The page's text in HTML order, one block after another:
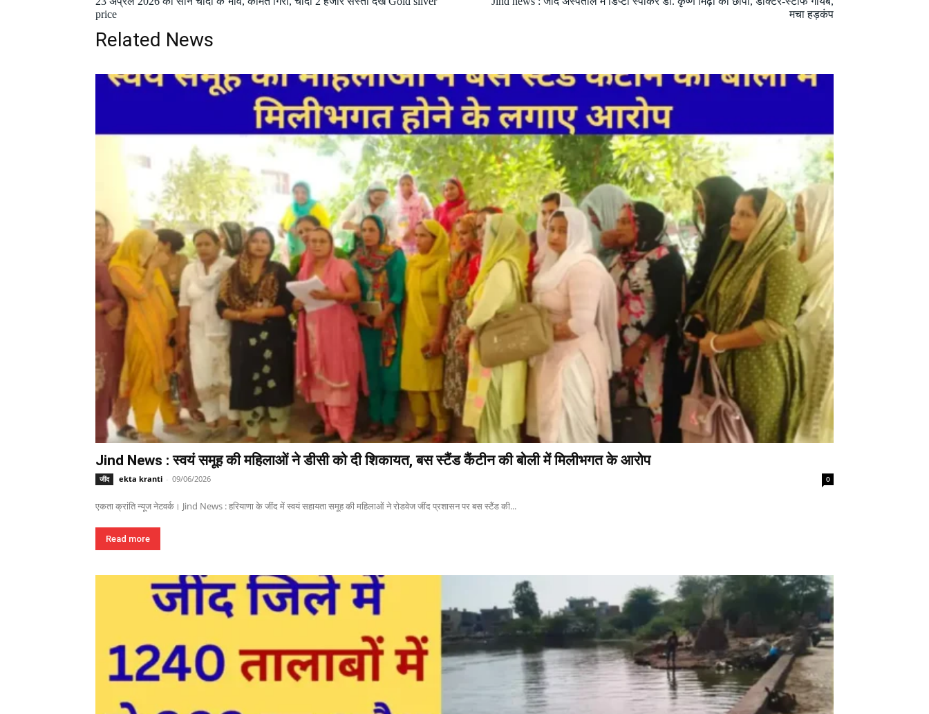
price
मचा हड़कंप
Related News
Jind News : स्वयं समूह की महिलाओं ने डीसी को दी शिकायत, बस स्टैंड कैंटीन की बोली में मिलीभगत के आरोप
जींद ekta kranti - 09/06/2026 0
एकता क्रांति न्यूज नेटवर्क। Jind News : हरियाणा के जींद में स्वयं सहायता समूह की महिलाओं ने रोडवेज जींद प्रशासन पर बस स्टैंड की...
Read more